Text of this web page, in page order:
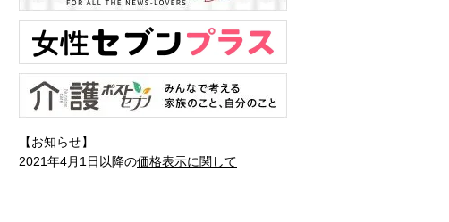
【お知らせ】
2021年4月1日以降の価格表示に関して